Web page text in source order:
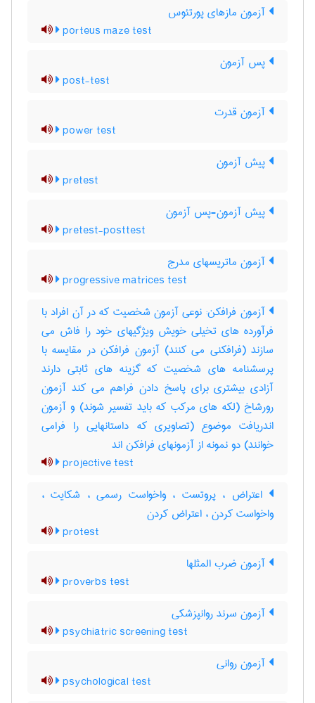
آزمون مازهای پورتئوس
porteus maze test
پس آزمون
post-test
آزمون قدرت
power test
پیش آزمون
pretest
پیش آزمون-پس آزمون
pretest-posttest
آزمون ماتریسهای مدرج
progressive matrices test
آزمون فرافکن: نوعی آزمون شخصیت که در آن افراد با
فرآورده های تخیلی خویش ویژگیهای خود را فاش می
سازند (فرافکنی می کنند) آزمون فرافکن در مقایسه با
پرسشنامه های شخصیت که گزینه های ثابتی دارند
آزادی بیشتری برای پاسخ دادن فراهم می کند آزمون
رورشاخ (لکه های مرکب که باید تفسیر شوند) و آزمون
اندریافت موضوع (تصاویری که داستانهایی را فرامی
خوانند) دو نمونه از آزمونهای فرافکن اند
projective test
اعتراض ، پروتست ، واخواست رسمی ، شکایت ،
واخواست کردن ، اعتراض کردن
protest
آزمون ضرب المثلها
proverbs test
آزمون سرند روانپزشکی
psychiatric screening test
آزمون روانی
psychological test